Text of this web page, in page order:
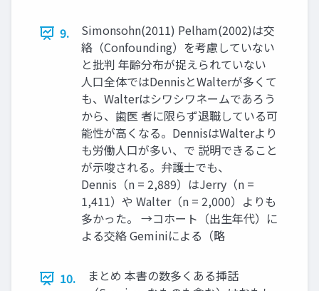
9.
Simonsohn(2011) Pelham(2002)は交
絡（Confounding）を考慮していない
と批判 年齢分布が捉えられていない
人口全体ではDennisとWalterが多くて
も、Walterはシワシワネームであろう
から、歯医 者に限らず退職している可
能性が高くなる。DennisはWalterより
も労働人口が多い、で 説明できること
が示唆される。弁護士でも、
Dennis（n = 2,889）はJerry（n =
1,411）や Walter（n = 2,000）よりも
多かった。 →コホート（出生年代）に
よる交絡 Geminiによる（略
10.
まとめ 本書の数多くある挿話